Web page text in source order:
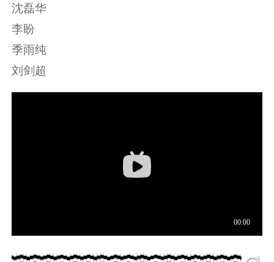
沈磊华
李盼
季雨纯
刘剑超